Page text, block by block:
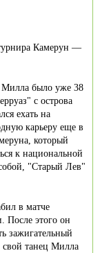
Камерун —
Милла было уже 38
с острова
ехать на
карьеру еще в
который
к национальной
"Старый Лев"
в матче
После этого он
зажигательный
свой танец Милла